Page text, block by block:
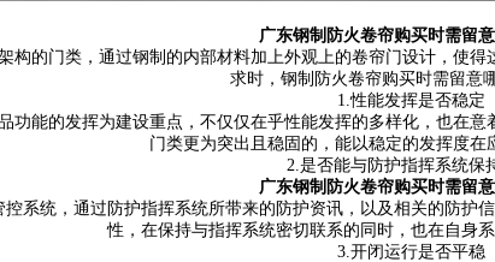
广东钢制防火卷帘购买时需留
构的门类，通过钢制的内部材料加上外观上的卷帘门设计，使
求时，钢制防火卷帘购买时需留意
1.性能发挥是否稳定
能的发挥为建设重点，不仅仅在乎性能发挥的多样化，也在
门类更为突出且稳固的，能以稳定的发挥度在
2.是否能与防护指挥系统保
广东钢制防火卷帘购买时需留
统，通过防护指挥系统所带来的防护资讯，以及相关的防护
性，在保持与指挥系统密切联系的同时，也在自身
3.开闭运行是否平稳